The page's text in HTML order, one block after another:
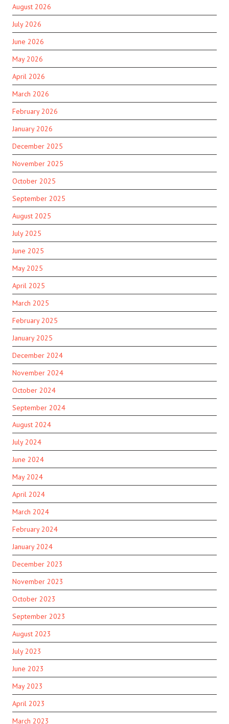
August 2026
July 2026
June 2026
May 2026
April 2026
March 2026
February 2026
January 2026
December 2025
November 2025
October 2025
September 2025
August 2025
July 2025
June 2025
May 2025
April 2025
March 2025
February 2025
January 2025
December 2024
November 2024
October 2024
September 2024
August 2024
July 2024
June 2024
May 2024
April 2024
March 2024
February 2024
January 2024
December 2023
November 2023
October 2023
September 2023
August 2023
July 2023
June 2023
May 2023
April 2023
March 2023